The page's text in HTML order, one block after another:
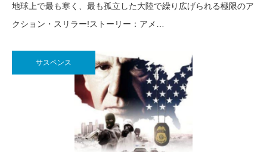
地球上で最も寒く、最も孤立した大陸で繰り広げられる極限のア
クション・スリラー!ストーリー：アメ…
サスペンス